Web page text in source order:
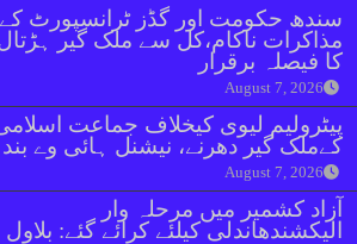
سندھ حکومت اور گڈز ٹرانسپورٹ کے
مذاکرات ناکام،کل سے ملک گیر
کا فیصلہ برقرار
August 7, 2026
پیٹرولیم لیوی کیخلاف جماعت
کےملک گیر دھرنے، نیشنل ہائی وے بند
August 7, 2026
آزاد کشمیر میں مرحلہ وار
الیکشندھاندلی کیلئے کرائے گئے: بلاول